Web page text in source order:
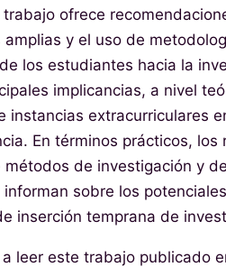
ofrece
amplias y el uso de
los estudiantes hacia la
implicancias, a nivel
instancias extracurriculares
En términos prácticos,
métodos de investigación y
informan sobre los
inserción temprana de
leer este trabajo publicado